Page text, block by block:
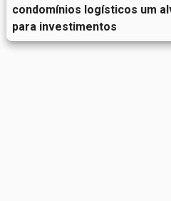
condomínios logísticos um
para investimentos